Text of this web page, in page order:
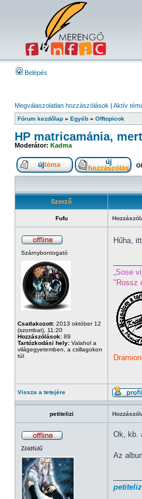
Belépés
Megválaszolatlan hozzászólások | Aktív
Fórum kezdőlap » Egyéb » Offtopicok
HP matricamánia,
Moderátor: Kadma
Szerző
Fufu
Szárnybontogató
Csatlakozott: 2013 október 12
(szombat), 11:20
Hozzászólások: 89
Tartózkodási hely: Valahol a
világegyetemben, a csillagokon
túl
Hűha,
„Sose
"Rossz
Vissza a tetejére
petitelizi
Zöldfülű
Ok, kb.
Az